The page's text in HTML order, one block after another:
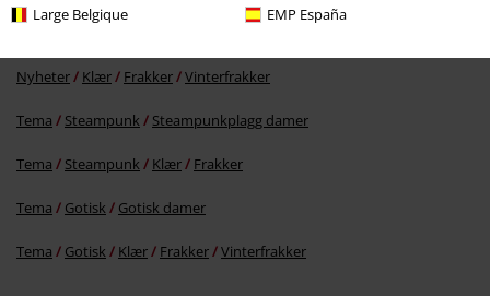
Large Belgique EMP España
Nyheter Klær Frakker Vinterfrakker
Tema Steampunk Steampunkplagg damer
Tema Steampunk Klær Frakker
Tema Gotisk Gotisk damer
Tema Gotisk Klær Frakker Vinterfrakker